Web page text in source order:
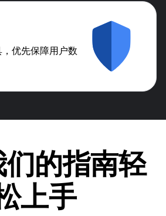
优先保障用户数
的指南轻
上手